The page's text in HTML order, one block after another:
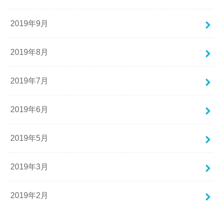
2019年9月
2019年8月
2019年7月
2019年6月
2019年5月
2019年3月
2019年2月